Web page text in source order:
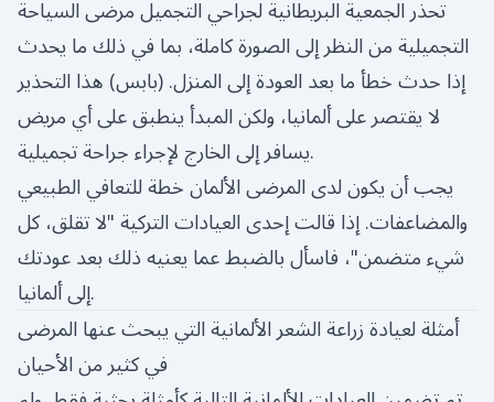
تحذر الجمعية البريطانية لجراحي التجميل مرضى السياحة
التجميلية من النظر إلى الصورة كاملة، بما في ذلك ما يحدث
إذا حدث خطأ ما بعد العودة إلى المنزل. (بابس) هذا التحذير
لا يقتصر على ألمانيا، ولكن المبدأ ينطبق على أي مريض
يسافر إلى الخارج لإجراء جراحة تجميلية.
يجب أن يكون لدى المرضى الألمان خطة للتعافي الطبيعي
والمضاعفات. إذا قالت إحدى العيادات التركية "لا تقلق، كل
شيء متضمن"، فاسأل بالضبط عما يعنيه ذلك بعد عودتك
إلى ألمانيا.
أمثلة لعيادة زراعة الشعر الألمانية التي يبحث عنها المرضى
في كثير من الأحيان